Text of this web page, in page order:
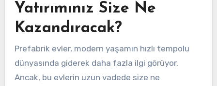
Yatırımınız Size Ne
Kazandıracak?
Prefabrik evler, modern yaşamın hızlı tempolu
dünyasında giderek daha fazla ilgi görüyor.
Ancak, bu evlerin uzun vadede size ne